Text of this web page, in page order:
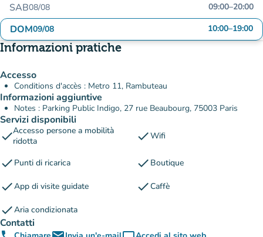
SAB08/08 09:00–20:00
DOM09/08 10:00–19:00
Informazioni pratiche
Accesso
Conditions d'accès : Metro 11, Rambuteau
Informazioni aggiuntive
Notes : Parking Public Indigo, 27 rue Beaubourg, 75003 Paris
Servizi disponibili
checkAccesso persone a mobilità
ridotta
checkWifi
check Punti di ricarica check Boutique
checkApp di visite guidate checkCaffè
checkAria condizionata
Contatti